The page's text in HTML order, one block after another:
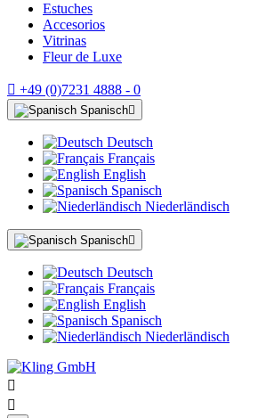
Estuches
Accesorios
Vitrinas
Fleur de Luxe
 +49 (0)7231 4888 - 0
Spanisch
Deutsch
Français
English
Spanisch
Niederländisch
Spanisch
Deutsch
Français
English
Spanisch
Niederländisch

